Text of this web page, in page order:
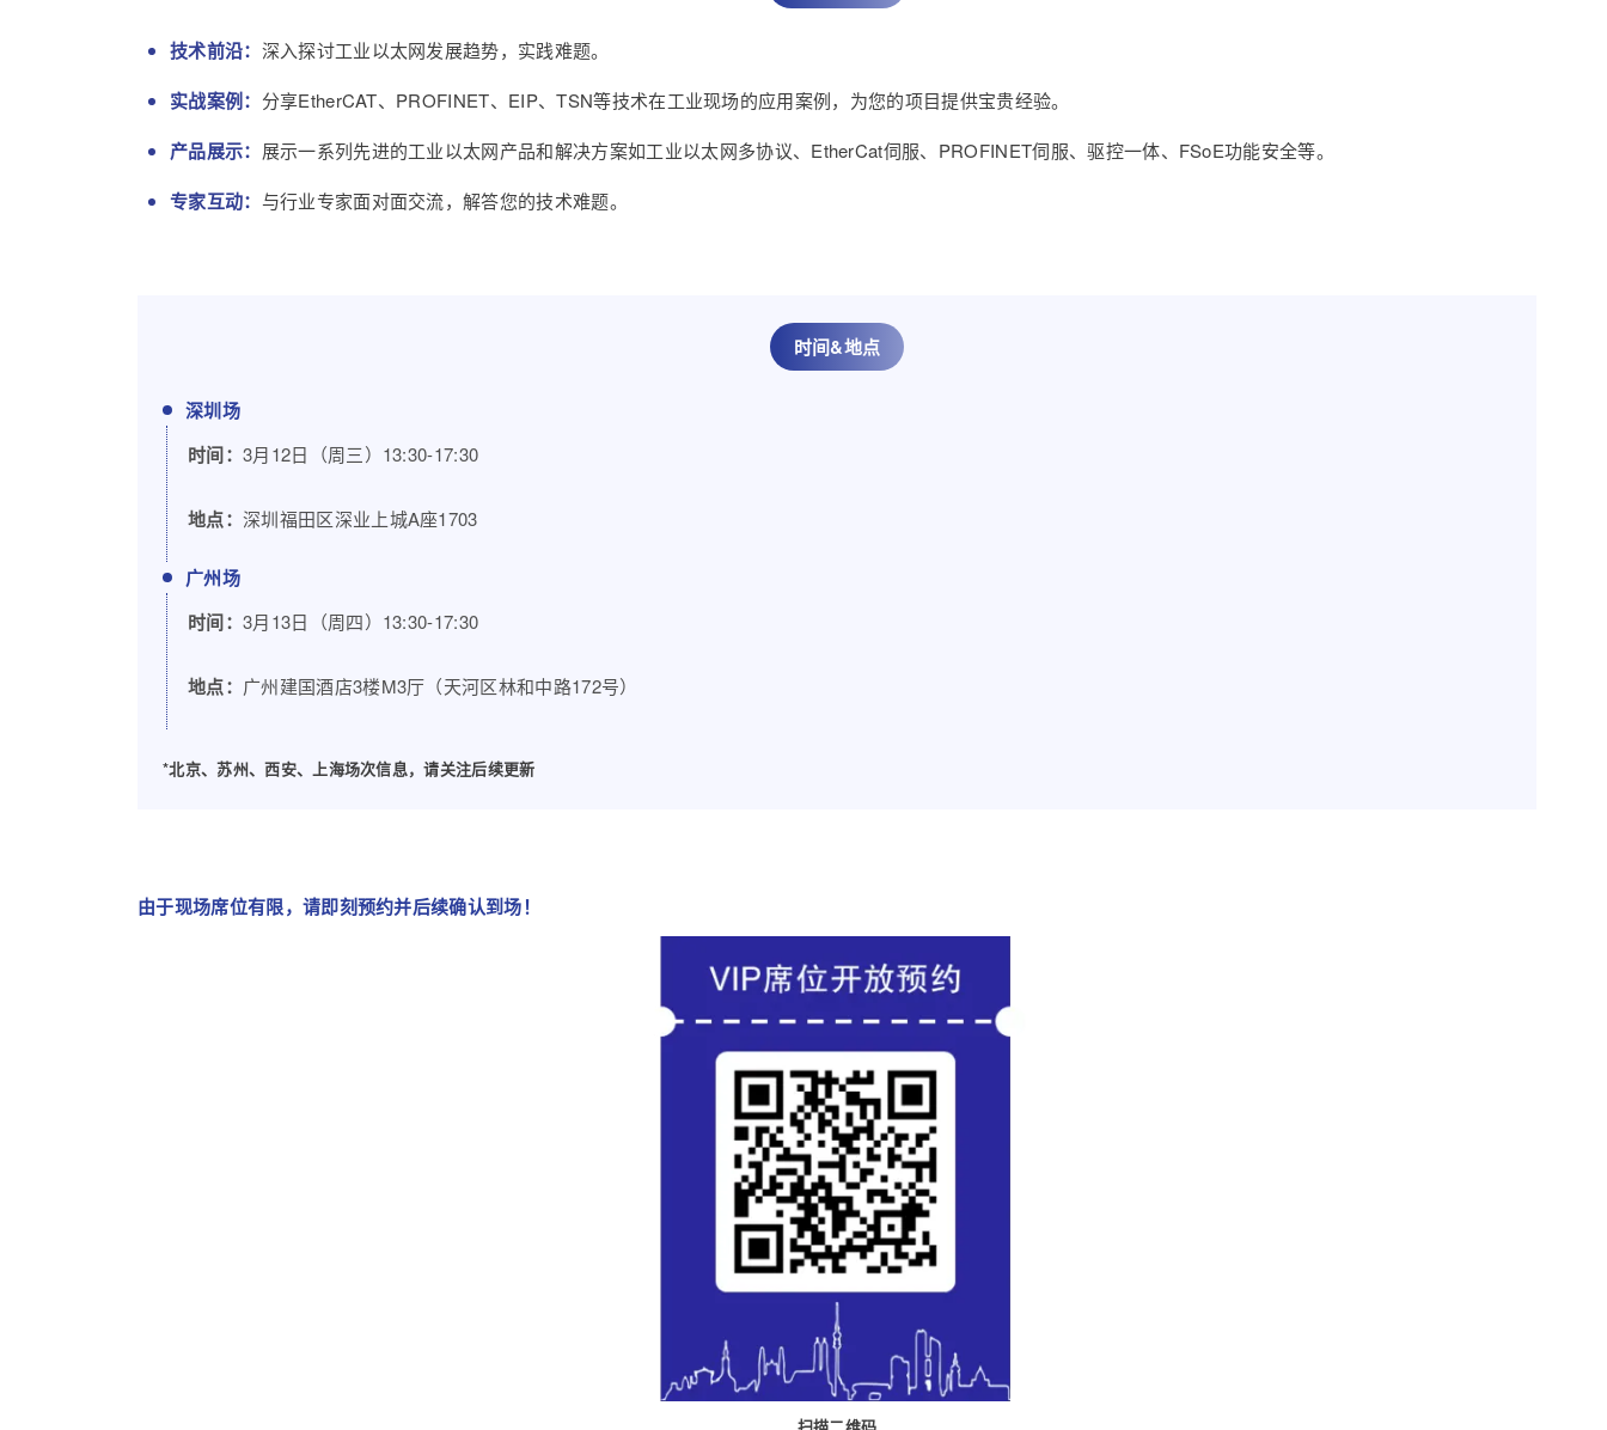
技术前沿： 深入探讨工业以太网发展趋势，实践难题。
实战案例： 分享EtherCAT、PROFINET、EIP、TSN等技术在工业现场的应用案例，为您的项目提供宝贵经验。
产品展示： 展示一系列先进的工业以太网产品和解决方案如工业以太网多协议、EtherCat伺服、PROFINET伺服、驱控一体、FSoE功能安全等。
专家互动： 与行业专家面对面交流，解答您的技术难题。
时间&地点
深圳场
时间： 3月12日（周三）13:30-17:30
地点： 深圳福田区深业上城A座1703
广州场
时间： 3月13日（周四）13:30-17:30
地点： 广州建国酒店3楼M3厅（天河区林和中路172号）
*北京、苏州、西安、上海场次信息，请关注后续更新
由于现场席位有限，请即刻预约并后续确认到场！
扫描二维码